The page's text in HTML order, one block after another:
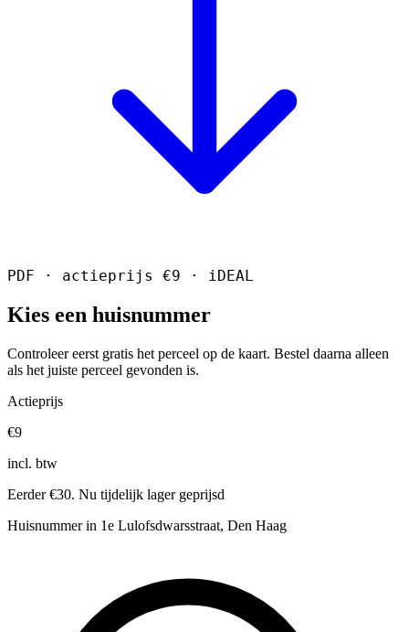
PDF · actieprijs €9 · iDEAL
Kies een huisnummer
Controleer eerst gratis het perceel op de kaart. Bestel daarna alleen
als het juiste perceel gevonden is.
Actieprijs
€9
incl. btw
Eerder €30. Nu tijdelijk lager geprijsd
Huisnummer in 1e Lulofsdwarsstraat, Den Haag